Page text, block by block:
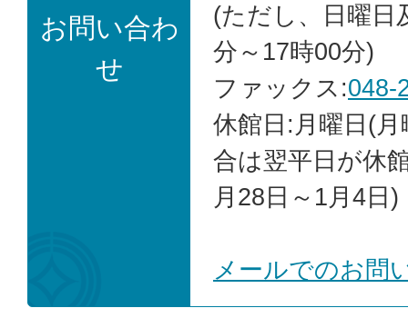
お問い合わ
せ
(ただし、日曜日
分～17時00分)
ファックス:048-
休館日:月曜日(
合は翌平日が休
月28日～1月4日)
メールでのお問